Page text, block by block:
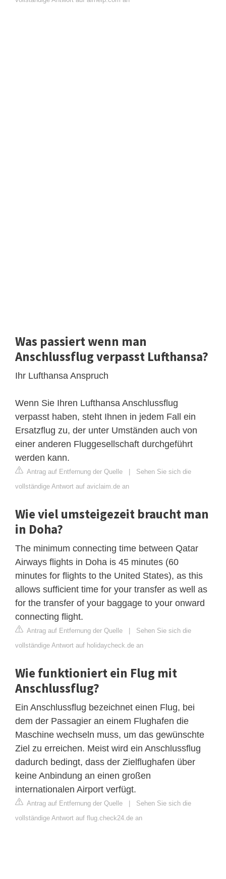
Was passiert wenn man
Anschlussflug verpasst Lufthansa?
Ihr Lufthansa Anspruch
Wenn Sie Ihren Lufthansa Anschlussflug
verpasst haben, steht Ihnen in jedem Fall ein
Ersatzflug zu, der unter Umständen auch von
einer anderen Fluggesellschaft durchgeführt
werden kann.
Antrag auf Entfernung der Quelle | Sehen Sie sich die
vollständige Antwort auf aviclaim.de an
Wie viel umsteigezeit braucht man
in Doha?
The minimum connecting time between Qatar
Airways flights in Doha is 45 minutes (60
minutes for flights to the United States), as this
allows sufficient time for your transfer as well as
for the transfer of your baggage to your onward
connecting flight.
Antrag auf Entfernung der Quelle | Sehen Sie sich die
vollständige Antwort auf holidaycheck.de an
Wie funktioniert ein Flug mit
Anschlussflug?
Ein Anschlussflug bezeichnet einen Flug, bei
dem der Passagier an einem Flughafen die
Maschine wechseln muss, um das gewünschte
Ziel zu erreichen. Meist wird ein Anschlussflug
dadurch bedingt, dass der Zielflughafen über
keine Anbindung an einen großen
internationalen Airport verfügt.
Antrag auf Entfernung der Quelle | Sehen Sie sich die
vollständige Antwort auf flug.check24.de an